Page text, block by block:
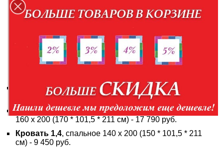
Возможна комплектация двух дополнительных полок к
пеналу (+ 400 руб).
Возможна комплектация модулей спальни "Луиза"
представленных ниже:
Кровать 1,6, спальное 160 х 200 (170 * 101,5 * 211
см) - 9 990 руб.
Кровать 1,6 с подъемным механизмом, спальное
160 х 200 (170 * 101,5 * 211 см) - 17 790 руб.
Кровать 1,4, спальное 140 х 200 (150 * 101,5 * 211
см) - 9 450 руб.